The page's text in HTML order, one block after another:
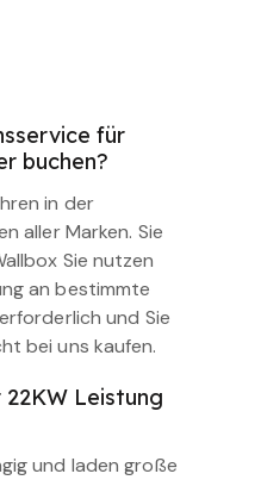
für
buchen?
in der
aller Marken. Sie
Sie nutzen
an bestimmte
und Sie
bei uns kaufen.
Leistung
und laden große